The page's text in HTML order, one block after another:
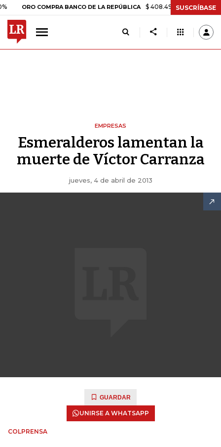
ORO COMPRA BANCO DE LA REPÚBLICA $ 408.498,97 +$ 8.753,81
SUSCRÍBASE
EMPRESAS
Esmeralderos lamentan la
muerte de Víctor Carranza
jueves, 4 de abril de 2013
GUARDAR
UNIRSE A WHATSAPP
COLPRENSA